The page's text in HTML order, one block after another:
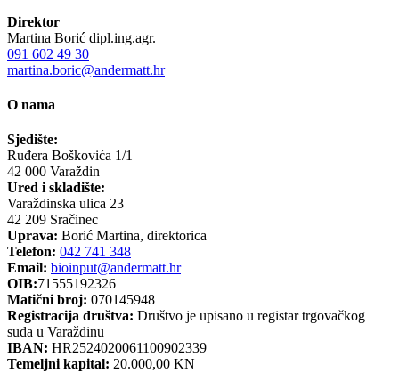
Direktor
Martina Borić dipl.ing.agr.
091 602 49 30
martina.boric@andermatt.hr
O nama
Sjedište:
Ruđera Boškovića 1/1
42 000 Varaždin
Ured i skladište:
Varaždinska ulica 23
42 209 Sračinec
Uprava: Borić Martina, direktorica
Telefon: 042 741 348
Email: bioinput@andermatt.hr
OIB:71555192326
Matični broj: 070145948
Registracija društva: Društvo je upisano u registar trgovačkog
suda u Varaždinu
IBAN: HR2524020061100902339
Temeljni kapital: 20.000,00 KN